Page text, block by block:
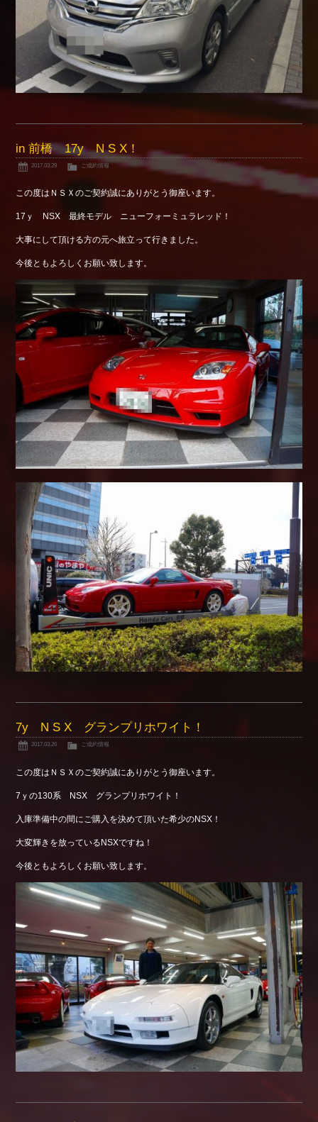
in 前橋 17y N S X！
2017.03.29 ご成約情報
この度はＮＳＸのご契約誠にありがとう御座います。
17ｙ NSX 最終モデル ニューフォーミュラレッド！
大事にして頂ける方の元へ旅立って行きました。
今後ともよろしくお願い致します。
7y N S X グランプリホワイト！
2017.03.26 ご成約情報
この度はＮＳＸのご契約誠にありがとう御座います。
7ｙの130系 NSX グランプリホワイト！
入庫準備中の間にご購入を決めて頂いた希少のNSX！
大変輝きを放っているNSXですね！
今後ともよろしくお願い致します。